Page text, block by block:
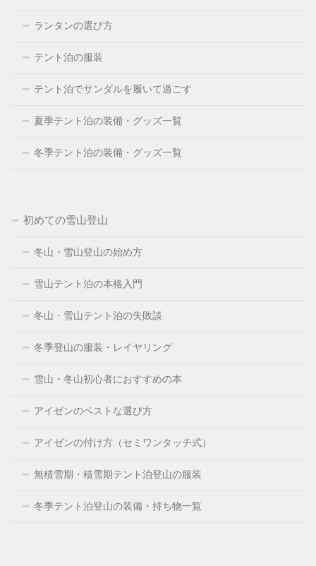
ランタンの選び方
テント泊の服装
テント泊でサンダルを履いて過ごす
夏季テント泊の装備・グッズ一覧
冬季テント泊の装備・グッズ一覧
初めての雪山登山
冬山・雪山登山の始め方
雪山テント泊の本格入門
冬山・雪山テント泊の失敗談
冬季登山の服装・レイヤリング
雪山・冬山初心者におすすめの本
アイゼンのベストな選び方
アイゼンの付け方（セミワンタッチ式）
無積雪期・積雪期テント泊登山の服装
冬季テント泊登山の装備・持ち物一覧